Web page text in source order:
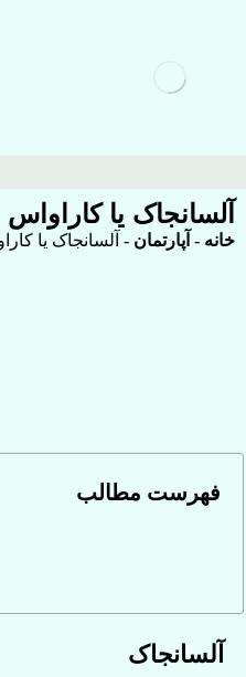
آلسانجاک یا کاراواس
خانه - آپارتمان - آلسانجاک یا
فهرست مطالب
آلسانجاک